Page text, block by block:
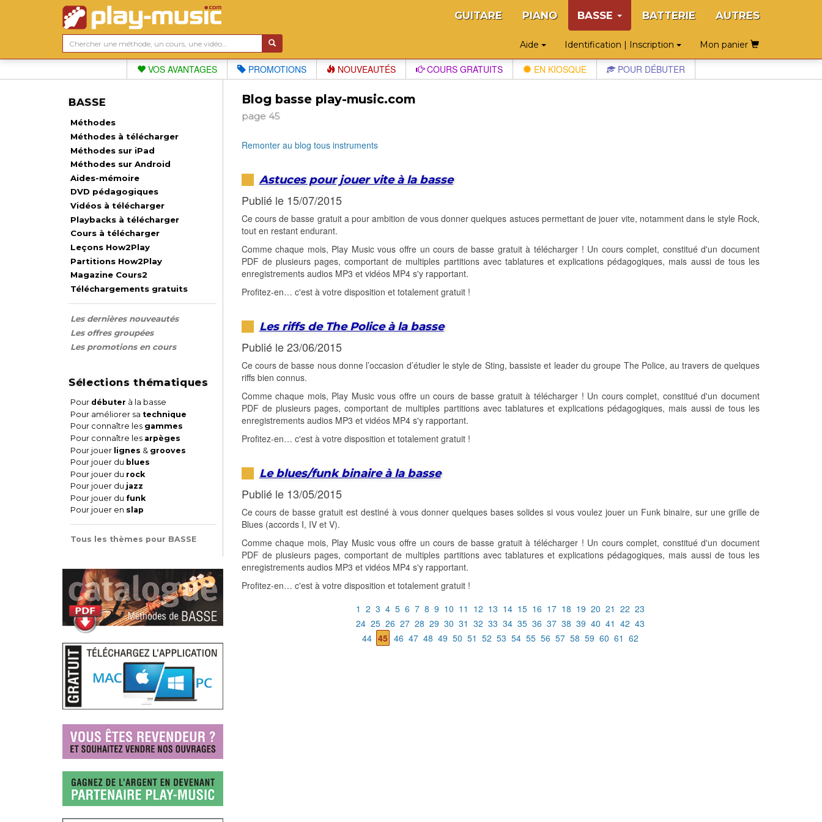
GUITARE PIANO BASSE BATTERIE AUTRES
Aide Identification | Inscription Mon panier
VOS AVANTAGES PROMOTIONS NOUVEAUTÉS COURS GRATUITS EN KIOSQUE POUR DÉBUTER
BASSE
Méthodes
Méthodes à télécharger
Méthodes sur iPad
Méthodes sur Android
Aides-mémoire
DVD pédagogiques
Vidéos à télécharger
Playbacks à télécharger
Cours à télécharger
Leçons How2Play
Partitions How2Play
Magazine Cours2
Téléchargements gratuits
Les dernières nouveautés
Les offres groupées
Les promotions en cours
Sélections thématiques
Pour débuter à la basse
Pour améliorer sa technique
Pour connaître les gammes
Pour connaître les arpèges
Pour jouer lignes & grooves
Pour jouer du blues
Pour jouer du rock
Pour jouer du jazz
Pour jouer du funk
Pour jouer en slap
Tous les thèmes pour BASSE
Blog basse play-music.com
page 45
Remonter au blog tous instruments
Astuces pour jouer vite à la basse
Publié le 15/07/2015
Ce cours de basse gratuit a pour ambition de vous donner quelques astuces permettant de jouer vite, notamment dans le style Rock,
tout en restant endurant.
Comme chaque mois, Play Music vous offre un cours de basse gratuit à télécharger ! Un cours complet, constitué d'un document
PDF de plusieurs pages, comportant de multiples partitions avec tablatures et explications pédagogiques, mais aussi de tous les
enregistrements audios MP3 et vidéos MP4 s'y rapportant.
Profitez-en… c'est à votre disposition et totalement gratuit !
Les riffs de The Police à la basse
Publié le 23/06/2015
Ce cours de basse nous donne l’occasion d’étudier le style de Sting, bassiste et leader du groupe The Police, au travers de quelques
riffs bien connus.
Comme chaque mois, Play Music vous offre un cours de basse gratuit à télécharger ! Un cours complet, constitué d'un document
PDF de plusieurs pages, comportant de multiples partitions avec tablatures et explications pédagogiques, mais aussi de tous les
enregistrements audios MP3 et vidéos MP4 s'y rapportant.
Profitez-en… c'est à votre disposition et totalement gratuit !
Le blues/funk binaire à la basse
Publié le 13/05/2015
Ce cours de basse gratuit est destiné à vous donner quelques bases solides si vous voulez jouer un Funk binaire, sur une grille de
Blues (accords I, IV et V).
Comme chaque mois, Play Music vous offre un cours de basse gratuit à télécharger ! Un cours complet, constitué d'un document
PDF de plusieurs pages, comportant de multiples partitions avec tablatures et explications pédagogiques, mais aussi de tous les
enregistrements audios MP3 et vidéos MP4 s'y rapportant.
Profitez-en… c'est à votre disposition et totalement gratuit !
1 2 3 4 5 6 7 8 9 10 11 12 13 14 15 16 17 18 19 20 21 22 23
24 25 26 27 28 29 30 31 32 33 34 35 36 37 38 39 40 41 42 43
44 45 46 47 48 49 50 51 52 53 54 55 56 57 58 59 60 61 62